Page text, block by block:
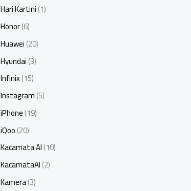
Hari Kartini(1)
Honor(6)
Huawei(20)
Hyundai(3)
Infinix(15)
Instagram(5)
iPhone(19)
iQoo(20)
Kacamata AI(10)
KacamataAI(2)
Kamera(3)